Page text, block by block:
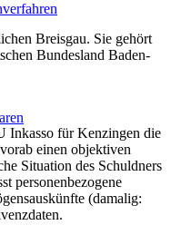
Breisgau. Sie gehört
Bundesland Baden-
Inkasso für Kenzingen die
einen objektiven
Situation des Schuldners
personenbezogene
(damalig: